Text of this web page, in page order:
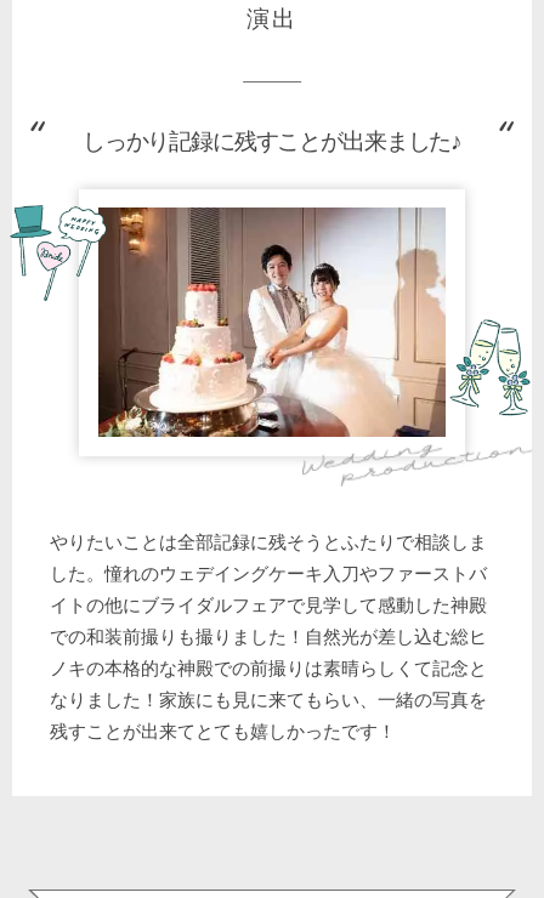
演出
しっかり記録に残すことが出来ました♪
やりたいことは全部記録に残そうとふたりで相談しま
した。憧れのウェデイングケーキ入刀やファーストバ
イトの他にブライダルフェアで見学して感動した神殿
での和装前撮りも撮りました！自然光が差し込む総ヒ
ノキの本格的な神殿での前撮りは素晴らしくて記念と
なりました！家族にも見に来てもらい、一緒の写真を
残すことが出来てとても嬉しかったです！